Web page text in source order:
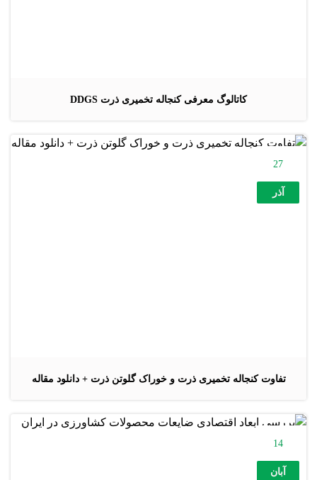
کاتالوگ معرفی کنجاله تخمیری ذرت DDGS
تفاوت کنجاله تخمیری ذرت و خوراک گلوتن ذرت + دانلود مقاله
27
آذر
14
آبان